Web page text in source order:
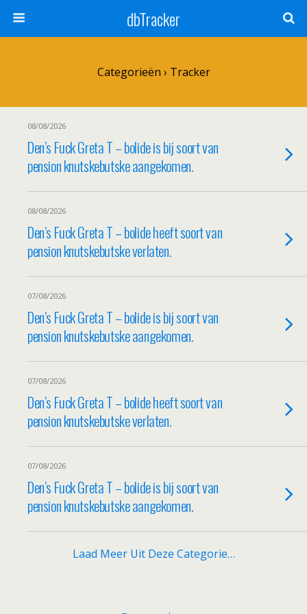
dbTracker
Categorieën › Tracker
08/08/2026
Den’s Fuck Greta T – bolide is bij soort van
pension knutskebutske aangekomen.
08/08/2026
Den’s Fuck Greta T – bolide heeft soort van
pension knutskebutske verlaten.
07/08/2026
Den’s Fuck Greta T – bolide is bij soort van
pension knutskebutske aangekomen.
07/08/2026
Den’s Fuck Greta T – bolide heeft soort van
pension knutskebutske verlaten.
07/08/2026
Den’s Fuck Greta T – bolide is bij soort van
pension knutskebutske aangekomen.
Laad Meer Uit Deze Categorie…